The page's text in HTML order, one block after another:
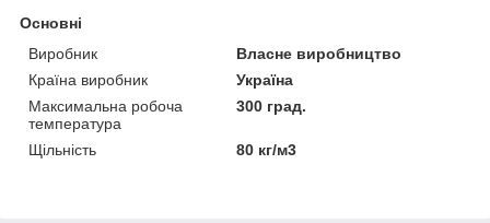
Основні
Виробник
Власне виробництво
Країна виробник
Україна
Максимальна робоча
температура
300 град.
Щільність 80 кг/м3